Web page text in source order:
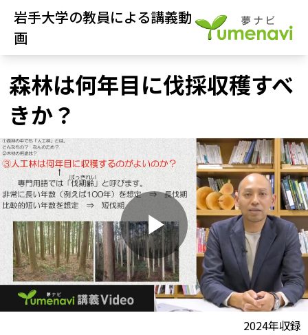
岩手大学の教員による講義動
画
森林は何年目に伐採収穫すべ
きか？
P
2024年収録